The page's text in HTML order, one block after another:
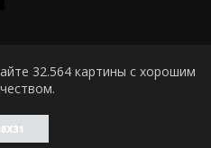
32.564 картины с хорошим